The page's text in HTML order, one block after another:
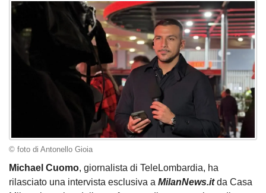
© foto di Antonello Gioia
Michael Cuomo, giornalista di TeleLombardia, ha
rilasciato una intervista esclusiva a MilanNews.itda Casa